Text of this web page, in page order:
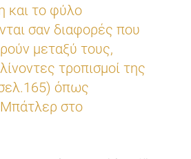
και το φύλο
σαν διαφορές που
μεταξύ τους,
τροπισμοί της
όπως
στο